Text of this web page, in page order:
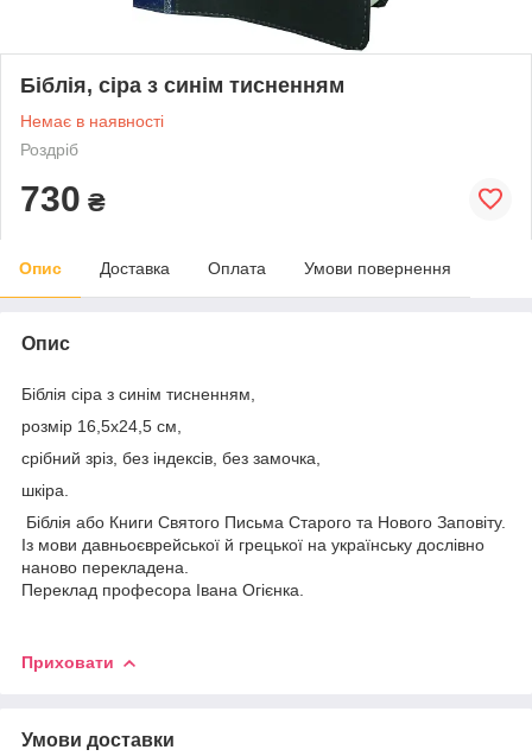
Біблія, сіра з синім тисненням
Немає в наявності
Роздріб
730 ₴
Опис Доставка Оплата Умови повернення
Опис
Біблія сіра з синім тисненням,
розмір 16,5х24,5 см,
срібний зріз, без індексів, без замочка,
шкіра.
Біблія або Книги Святого Письма Старого та Нового Заповіту.
Із мови давньоєврейської й грецької на українську дослівно
наново перекладена.
Переклад професора Івана Огієнка.
Приховати
Умови доставки